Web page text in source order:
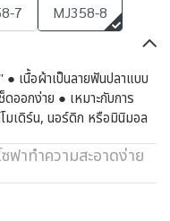
7 MJ358-8
เนื้อผ้าเป็นลายฟันปลาแบบ
ออกง่าย ● เหมาะกับการ
มเดิร์น, นอร์ดิก หรือมินิมอล
ซฟาทำความสะอาดง่าย